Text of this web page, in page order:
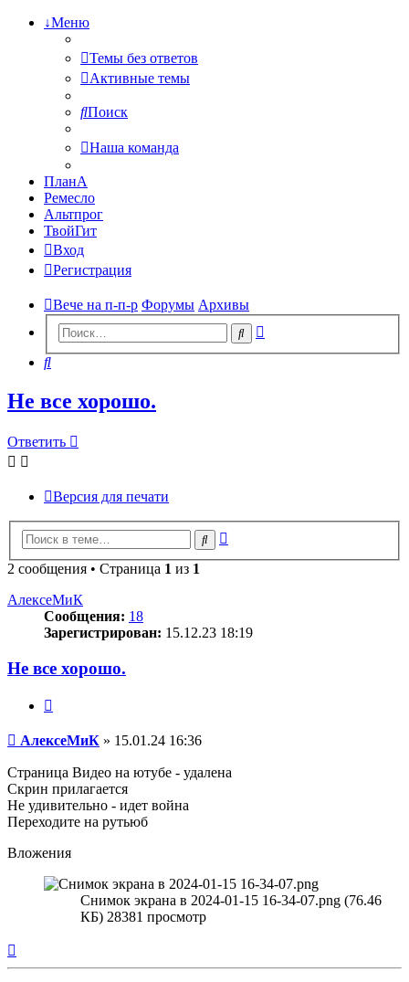
↓Меню
Темы без ответов
Активные темы
Поиск
Наша команда
ПланА
Ремесло
Альтпрог
ТвойГит
Вход
Регистрация
Вече на п-п-р Форумы Архивы
Поиск
Поиск
Не все хорошо.
Ответить
Версия для печати
Поиск
2 сообщения • Страница 1 из 1
АлексеМиК
Сообщения: 18
Зарегистрирован: 15.12.23 18:19
Не все хорошо.
Сообщение
АлексеМиК » 15.01.24 16:36
Страница Видео на ютубе - удалена
Скрин прилагается
Не удивительно - идет война
Переходите на рутьюб
Вложения
Снимок экрана в 2024-01-15 16-34-07.png (76.46
КБ) 28381 просмотр
к